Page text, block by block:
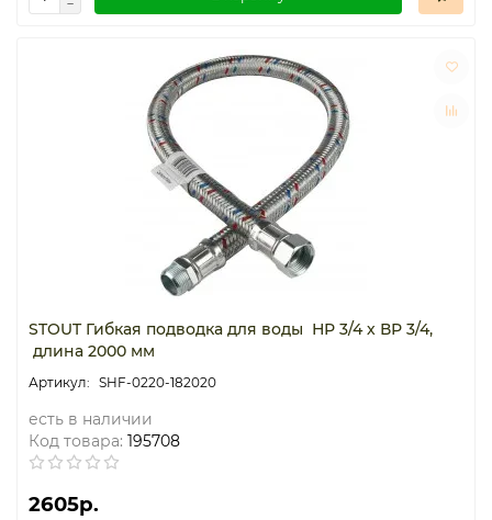
STOUT Гибкая подводка для воды НР 3/4 х ВР 3/4,
длина 2000 мм
SHF-0220-182020
есть в наличии
Код товара: 195708
2605р.